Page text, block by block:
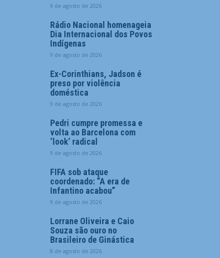
9 de agosto de 2026
Rádio Nacional homenageia
Dia Internacional dos Povos
Indígenas
9 de agosto de 2026
Ex-Corinthians, Jadson é
preso por violência
doméstica
9 de agosto de 2026
Pedri cumpre promessa e
volta ao Barcelona com
‘look’ radical
9 de agosto de 2026
FIFA sob ataque
coordenado: “A era de
Infantino acabou”
9 de agosto de 2026
Lorrane Oliveira e Caio
Souza são ouro no
Brasileiro de Ginástica
8 de agosto de 2026